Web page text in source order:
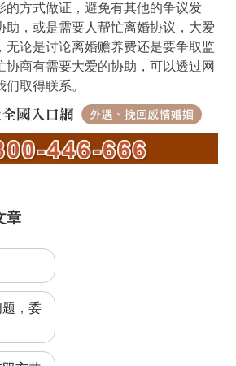
的方式做证，避免有其他的争议发
助，或是需要人帮忙离婚协议，大爱
无论是讨论离婚赡养费还是要争取监
协商有需要大爱的协助，可以透过网
取得联系。
章
，委